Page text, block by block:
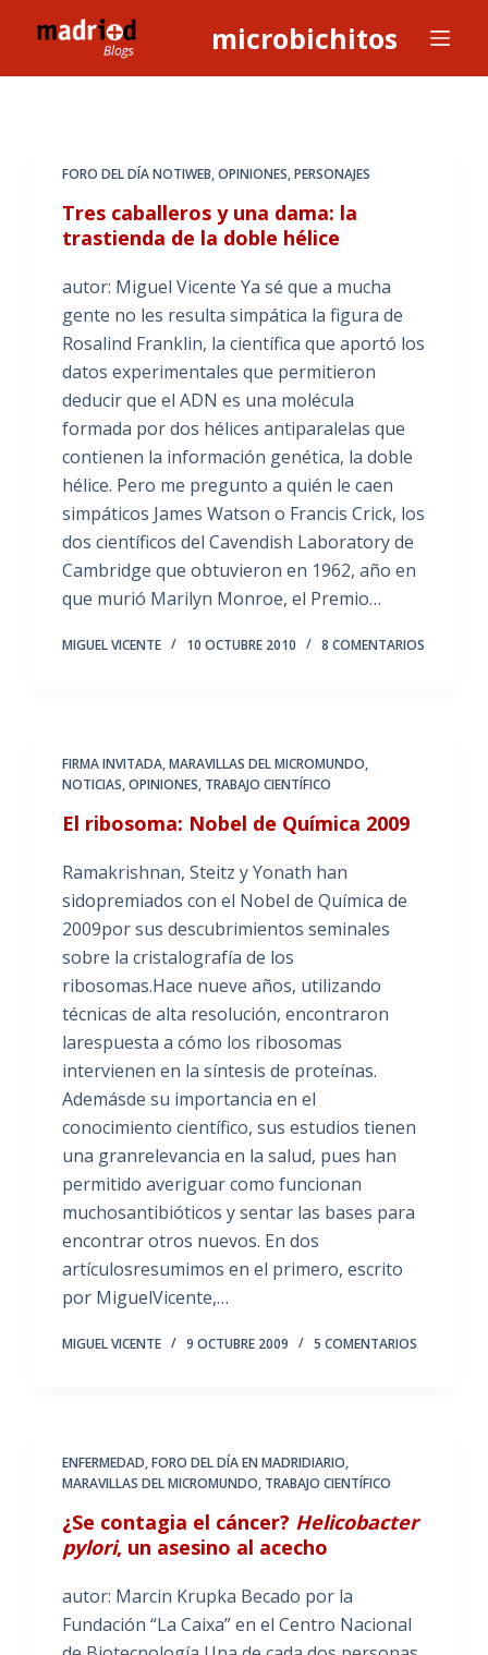
l
microbichitos
FORO DEL DÍA NOTIWEB,OPINIONES,PERSONAJES
Tres caballeros y una dama: la
trastienda de la doble hélice
autor: Miguel Vicente Ya sé que a mucha
gente no les resulta simpática la figura de
Rosalind Franklin, la científica que aportó los
datos experimentales que permitieron
deducir que el ADN es una molécula
formada por dos hélices antiparalelas que
contienen la información genética, la doble
hélice. Pero me pregunto a quién le caen
simpáticos James Watson o Francis Crick, los
dos científicos del Cavendish Laboratory de
Cambridge que obtuvieron en 1962, año en
que murió Marilyn Monroe, el Premio…
MIGUEL VICENTE 10 OCTUBRE 2010 8 COMENTARIOS
FIRMA INVITADA,MARAVILLAS DEL MICROMUNDO,
NOTICIAS,OPINIONES, TRABAJO CIENTÍFICO
El ribosoma: Nobel de Química 2009
Ramakrishnan, Steitz y Yonath han
sidopremiados con el Nobel de Química de
2009por sus descubrimientos seminales
sobre la cristalografía de los
ribosomas.Hace nueve años, utilizando
técnicas de alta resolución, encontraron
larespuesta a cómo los ribosomas
intervienen en la síntesis de proteínas.
Ademásde su importancia en el
conocimiento científico, sus estudios tienen
una granrelevancia en la salud, pues han
permitido averiguar como funcionan
muchosantibióticos y sentar las bases para
encontrar otros nuevos. En dos
artículosresumimos en el primero, escrito
por MiguelVicente,…
MIGUEL VICENTE 9 OCTUBRE 2009 5 COMENTARIOS
ENFERMEDAD,FORO DEL DÍA EN MADRIDIARIO,
MARAVILLAS DEL MICROMUNDO, TRABAJO CIENTÍFICO
¿Se contagia el cáncer? Helicobacter
pylori, un asesino al acecho
autor: Marcin Krupka Becado por la
Fundación “La Caixa” en el Centro Nacional